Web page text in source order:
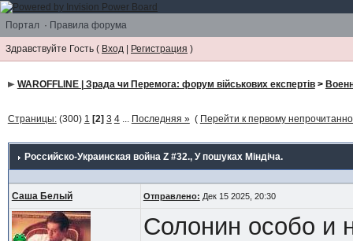
Портал · Правила форума
Здравствуйте Гость ( Вход | Регистрация )
WAROFFLINE | Зрада чи Перемога: форум військових експертів>
Страницы:(300) 1 [2] 3 4... Последняя » ( Перейти к первому
Российско-Украинская война Z #32., У пошуках Міндіча.
Саша Белый Отправлено: Дек 15 2025, 20:30
Солонин особо и